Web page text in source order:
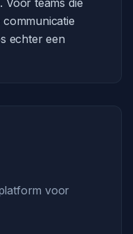
Voor teams die
echter een
voor